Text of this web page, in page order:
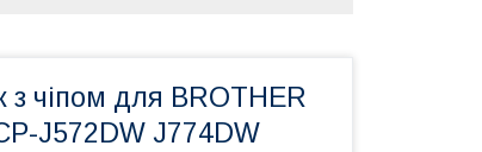
чіпом для BROTHER
J572DW J774DW